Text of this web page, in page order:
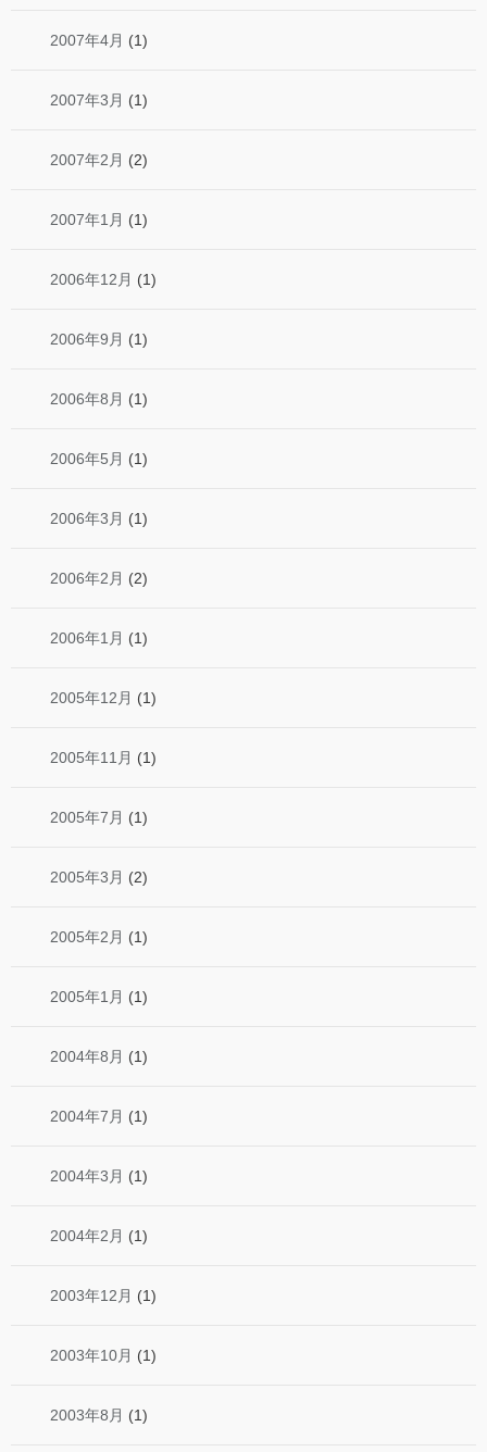
2007年4月 (1)
2007年3月 (1)
2007年2月 (2)
2007年1月 (1)
2006年12月 (1)
2006年9月 (1)
2006年8月 (1)
2006年5月 (1)
2006年3月 (1)
2006年2月 (2)
2006年1月 (1)
2005年12月 (1)
2005年11月 (1)
2005年7月 (1)
2005年3月 (2)
2005年2月 (1)
2005年1月 (1)
2004年8月 (1)
2004年7月 (1)
2004年3月 (1)
2004年2月 (1)
2003年12月 (1)
2003年10月 (1)
2003年8月 (1)